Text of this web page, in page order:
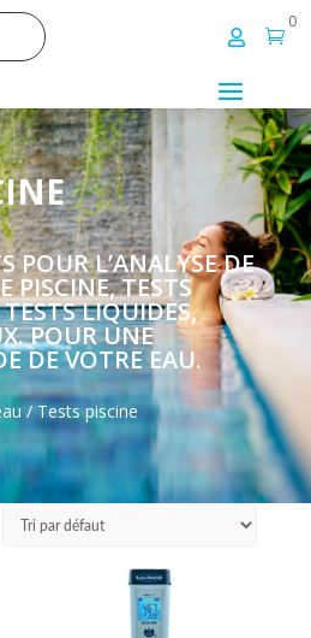
 
0
POUR L’ANALYSE DE
PISCINE, TESTS
LIQUIDES,
POUR UNE
DE VOTRE EAU.
/ Tests piscine